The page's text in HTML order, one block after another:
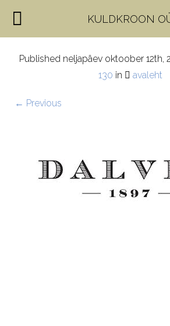
dalvey
Published neljapäev oktoober 12th,
130 in avaleht
← Previous
KULDKROON